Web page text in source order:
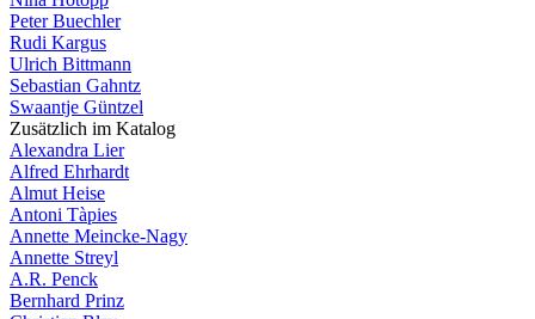
Peter Buechler
Rudi Kargus
Ulrich Bittmann
Sebastian Gahntz
Swaantje Güntzel
Zusätzlich im Katalog
Alexandra Lier
Alfred Ehrhardt
Almut Heise
Antoni Tàpies
Annette Meincke-Nagy
Annette Streyl
A.R. Penck
Bernhard Prinz